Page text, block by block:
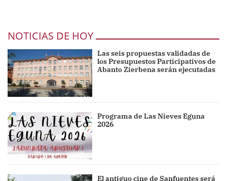
NOTICIAS DE HOY
Las seis propuestas validadas de
los Presupuestos Participativos de
Abanto Zierbena serán ejecutadas
Programa de Las Nieves Eguna
2026
El antiguo cine de Sanfuentes será